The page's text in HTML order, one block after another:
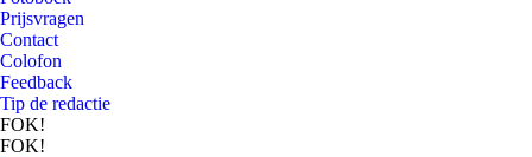
Prijsvragen
Contact
Colofon
Feedback
Tip de redactie
FOK!
FOK!